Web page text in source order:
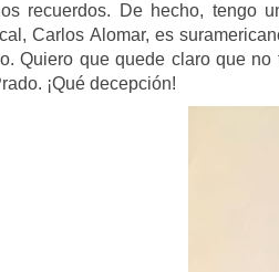
recuerdos. De hecho, tengo
Carlos Alomar, es
Quiero que quede claro que
¡Qué decepción!